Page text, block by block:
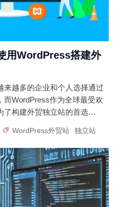
用WordPress搭建外
来越多的企业和个人选择通过
而WordPress作为全球最受欢
了构建外贸独立站的首选…
WordPress外贸站 独立站